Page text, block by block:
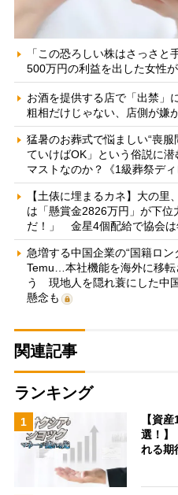
「この恐ろしい株はさっさ
500万円の利益を出した女性
お酒を提供する店で「出禁
粗相だけじゃない、店側が嫌
猛暑のお葬式で悩ましい“喪
ていけばOK」という俗説に
マストなのか？《1級葬祭ディ
【土俵に埋まるカネ】大の
は「懸賞金2826万円」が下
だ！」 金星4個配給で協会は
急増する中国企業の“国籍ロ
Temu…本社機能を海外に移
う 現地人を隠れ蓑にした中
懸念も
関連記事
ランキング
1
【資
選！】
れる